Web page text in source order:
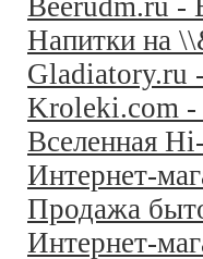
Beerudm.ru -
Напитки на
Gladiatory.ru
Kroleki.com -
Вселенная
Интернет-
Продажа
Интернет-